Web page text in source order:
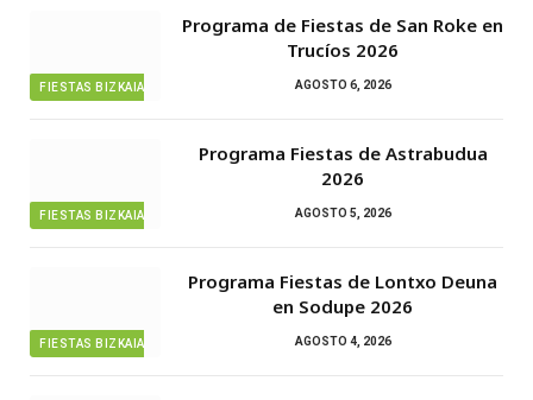
FIESTAS BIZKAIA
Programa de Fiestas de San Roke en
Trucíos 2026
AGOSTO 6, 2026
FIESTAS BIZKAIA
Programa Fiestas de Astrabudua
2026
AGOSTO 5, 2026
FIESTAS BIZKAIA
Programa Fiestas de Lontxo Deuna
en Sodupe 2026
AGOSTO 4, 2026